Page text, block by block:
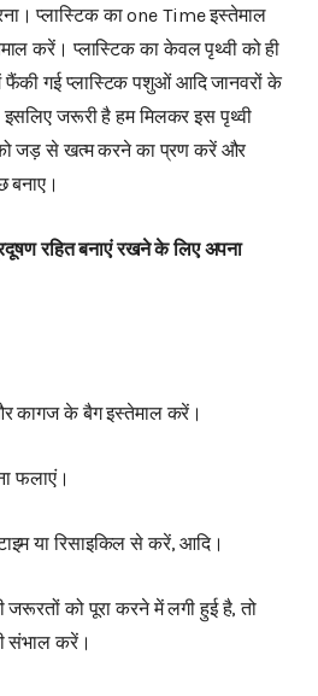
प्लास्टिक का one Time इस्तेमाल
करें। प्लास्टिक का केवल पृथ्वी को ही
गई प्लास्टिक पशुओं आदि जानवरों के
जरूरी है हम मिलकर इस पृथ्वी
जड़ से खत्म करने का प्रण करें और
बनाए।
रहित बनाएं रखने के लिए अपना
कागज के बैग इस्तेमाल करें।
फलाएं।
या रिसाइकिल से करें, आदि।
जरूरतों को पूरा करने में लगी हुई है, तो
संभाल करें।